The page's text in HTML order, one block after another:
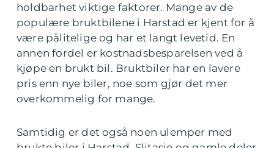
holdbarhet viktige faktorer. Mange av de
populære bruktbilene i Harstad er kjent for å
være pålitelige og har et langt levetid. En
annen fordel er kostnadsbesparelsen ved å
kjøpe en brukt bil. Bruktbiler har en lavere
pris enn nye biler, noe som gjør det mer
overkommelig for mange.
Samtidig er det også noen ulemper med